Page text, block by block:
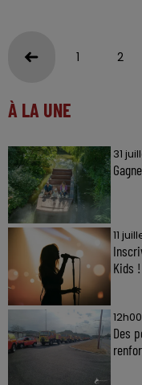
1 2
À LA UNE
31
11
Kids !
12h00
Des